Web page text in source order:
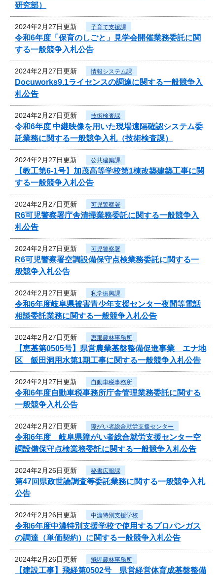
研究部）
2024年2月27日更新 子育て支援課
令和6年度「保育のしごと」見学会開催業務委託に関
する一般競争入札公告
2024年2月27日更新 情報システム課
Docuworks9.1ライセンスの調達に関する一般競争入
札公告
2024年2月27日更新 技術検査課
令和6年度 中継映像を用いた現場遠隔確認システム委
託業務に関する一般競争入札（技術検査課）
2024年2月27日更新 公共建築課
【教工第6-1号】加茂高等学校第1棟改築建築工事に関
する一般競争入札公告
2024年2月27日更新 可児警察署
R6可児警察署庁舎清掃業務委託に関する一般競争入
札公告
2024年2月27日更新 可児警察署
R6可児警察署空調設備保守点検業務委託に関する一
般競争入札公告
2024年2月27日更新 私学振興課
令和6年度岐阜県被害青少年支援センター夜間等電話
相談委託業務に関する一般競争入札公告
2024年2月27日更新 恵那農林事務所
【恵基第0505号】県営農業基盤整備促進事業 エナ地
区 飯田洞用水第1期工事に関する一般競争入札公告
2024年2月27日更新 自動車税事務所
令和6年度自動車税事務所庁舎管理業務委託に関する
一般競争入札公告
2024年2月27日更新 障がい者総合就労支援センター
令和6年度 岐阜県障がい者総合就労支援センター空
調設備保守点検業務委託に関する一般競争入札公告
2024年2月26日更新 秘書広報課
第47回県政世論調査等委託業務に関する一般競争入札
公告
2024年2月26日更新 中濃特別支援学校
令和6年度中濃特別支援学校で使用するプロパンガス
の調達（単価契約）に関する一般競争入札公告
2024年2月26日更新 飛騨農林事務所
【建設工事】飛経第0502号 県営経営体育成基盤整備